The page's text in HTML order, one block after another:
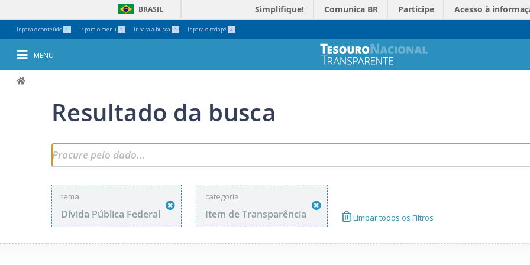
Ir para o conteúdo 1 Ir para o menu 2 Ir para a busca 3 Ir para o rodapé 4
BRASIL Simplifique! Comunica BR Participe Acesso à
MENU
Resultado da busca
tema
Dívida Pública Federal
categoria
Item de Transparência Limpar todos os Filtros